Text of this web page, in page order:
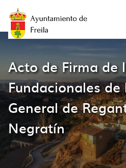
Acto de Firma de
Fundacionales
General de
Negratín